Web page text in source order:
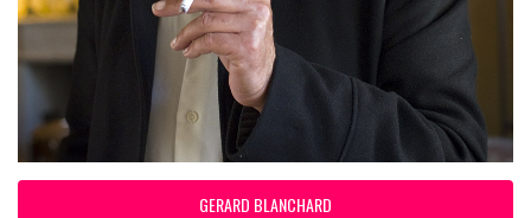
GERARD BLANCHARD